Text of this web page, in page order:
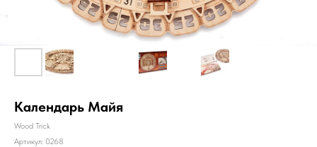
Календарь Майя
Wood Trick
Артикул: 0268